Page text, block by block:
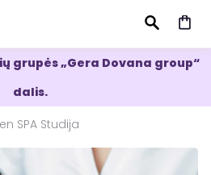
IEŠKOTI
grupės „Gera Dovana group“
dalis.
SPA Studija